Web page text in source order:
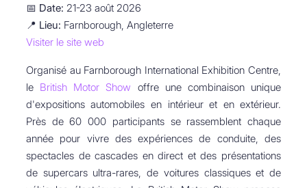
📅 Date: 21-23 août 2026
📍 Lieu: Farnborough, Angleterre
Visiter le site web
Organisé au Farnborough International Exhibition Centre,
le British Motor Show offre une combinaison unique
d'expositions automobiles en intérieur et en extérieur.
Près de 60 000 participants se rassemblent chaque
année pour vivre des expériences de conduite, des
spectacles de cascades en direct et des présentations
de supercars ultra-rares, de voitures classiques et de